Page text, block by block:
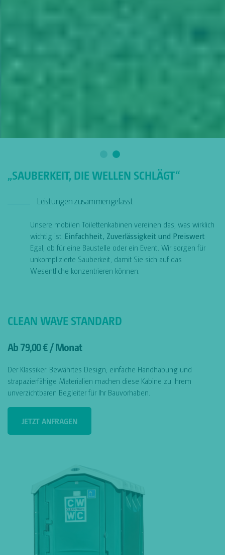
„SAUBERKEIT, DIE WELLEN SCHLÄGT“
Leistungen zusammengefasst
Unsere mobilen Toilettenkabinen vereinen das, was wirklich
wichtig ist: Einfachheit, Zuverlässigkeit und Preiswert
Egal, ob für eine Baustelle oder ein Event. Wir sorgen für
unkomplizierte Sauberkeit, damit Sie sich auf das
Wesentliche konzentrieren können.
CLEAN WAVE STANDARD
Ab 79,00 € / Monat
Der Klassiker: Bewährtes Design, einfache Handhabung und
strapazierfähige Materialien machen diese Kabine zu Ihrem
unverzichtbaren Begleiter für Ihr Bauvorhaben.
JETZT ANFRAGEN